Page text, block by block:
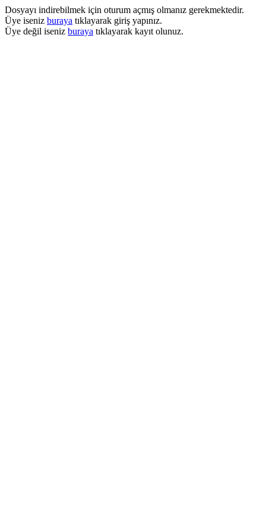
Dosyayı indirebilmek için oturum açmış olmanız gerekmektedir.
Üye iseniz buraya tıklayarak giriş yapınız.
Üye değil iseniz buraya tıklayarak kayıt olunuz.